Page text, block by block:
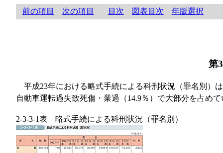
前の項目 次の項目 目次 図表目次 年版選択
第
平成23年における略式手続による科刑状況（罪名別）
自動車運転過失致死傷・業過（14.9％）で大部分を占め
2-3-3-1表 略式手続による科刑状況（罪名別）